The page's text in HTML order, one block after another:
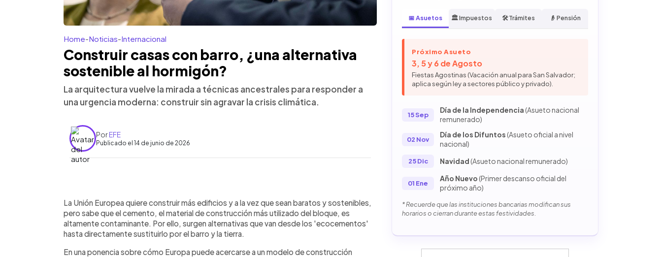
Home-Noticias-Internacional
Construir casas con barro, ¿una alternativa
sostenible al hormigón?
La arquitectura vuelve la mirada a técnicas ancestrales para responder a
una urgencia moderna: construir sin agravar la crisis climática.
PorEFE
Publicado el 14 de junio de 2026
► Escuchar artículo
La Unión Europea quiere construir más edificios y a la vez que sean baratos y sostenibles,
pero sabe que el cemento, el material de construcción más utilizado del bloque, es
altamente contaminante. Por ello, surgen alternativas que van desde los 'ecocementos'
hasta directamente sustituirlo por el barro y la tierra.
En una ponencia sobre cómo Europa puede acercarse a un modelo de construcción
📅 Asuetos 🏛️ Impuestos 🛠️ Trámites 👴 Pensión
Próximo Asueto
3, 5 y 6 de Agosto
Fiestas Agostinas (Vacación anual para San Salvador;
aplica según ley a sectores público y privado).
15 Sep
Día de la Independencia(Asueto nacional
remunerado)
02 Nov
Día de los Difuntos(Asueto oficial a nivel
nacional)
25 Dic Navidad(Asueto nacional remunerado)
01 Ene
Año Nuevo(Primer descanso oficial del
próximo año)
* Recuerde que las instituciones bancarias modifican sus
horarios o cierran durante estas festividades.